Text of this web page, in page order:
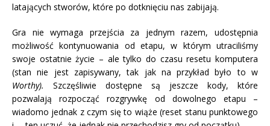
latających stworów, które po dotknięciu nas zabijają.
Gra nie wymaga przejścia za jednym razem, udostępnia
możliwość kontynuowania od etapu, w którym utraciliśmy
swoje ostatnie życie – ale tylko do czasu resetu komputera
(stan nie jest zapisywany, tak jak na przykład było to w
Worthy).
Szczęśliwie dostępne są jeszcze kody, które
pozwalają rozpocząć rozgrywkę od dowolnego etapu –
wiadomo jednak z czym się to wiąże (reset stanu punktowego